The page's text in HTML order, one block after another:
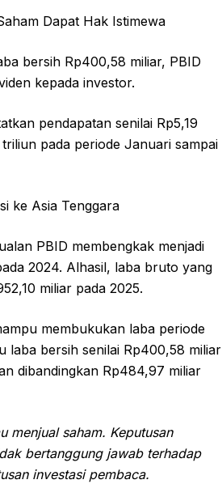
Dapat Hak Istimewa
bersih Rp400,58 miliar, PBID
kepada investor.
pendapatan senilai Rp5,19
pada periode Januari sampai
ke Asia Tenggara
PBID membengkak menjadi
2024. Alhasil, laba bruto yang
miliar pada 2025.
membukukan laba periode
laba bersih senilai Rp400,58 miliar
dibandingkan Rp484,97 miliar
menjual saham. Keputusan
bertanggung jawab terhadap
investasi pembaca.